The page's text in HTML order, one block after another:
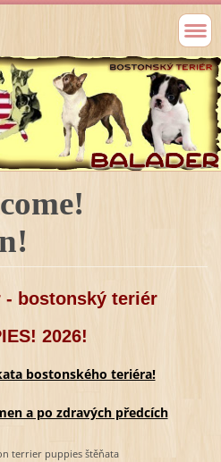
- bostonský teriér
2026!
bostonského teriéra!
a po zdravých předcích